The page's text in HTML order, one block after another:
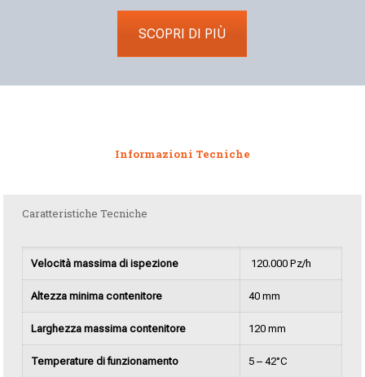
SCOPRI DI PIÙ
Informazioni Tecniche
Caratteristiche Tecniche
Velocità massima di ispezione 120.000 Pz/h
Altezza minima contenitore 40 mm
Larghezza massima contenitore 120 mm
Temperature di funzionamento 5 – 42°C